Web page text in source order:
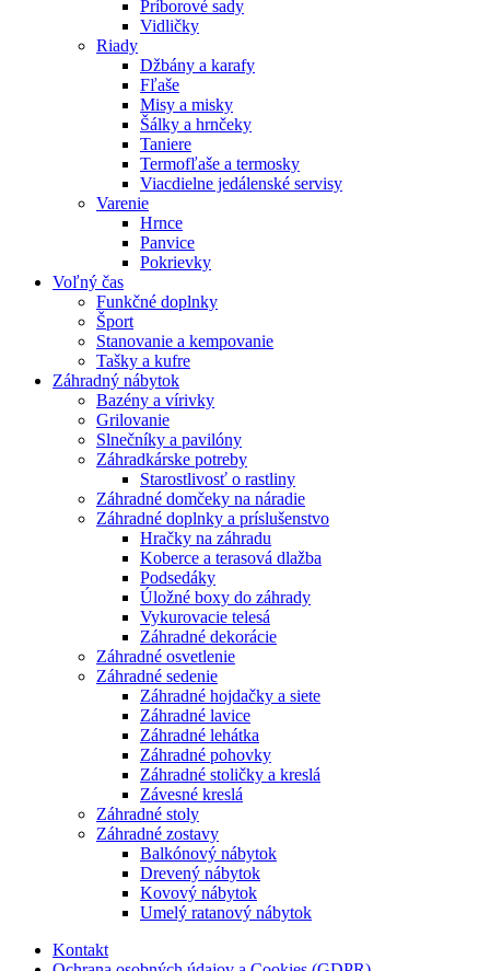
Príborové sady
Vidličky
Riady
Džbány a karafy
Fľaše
Misy a misky
Šálky a hrnčeky
Taniere
Termofľaše a termosky
Viacdielne jedálenské servisy
Varenie
Hrnce
Panvice
Pokrievky
Voľný čas
Funkčné doplnky
Šport
Stanovanie a kempovanie
Tašky a kufre
Záhradný nábytok
Bazény a vírivky
Grilovanie
Slnečníky a pavilóny
Záhradkárske potreby
Starostlivosť o rastliny
Záhradné domčeky na náradie
Záhradné doplnky a príslušenstvo
Hračky na záhradu
Koberce a terasová dlažba
Podsedáky
Úložné boxy do záhrady
Vykurovacie telesá
Záhradné dekorácie
Záhradné osvetlenie
Záhradné sedenie
Záhradné hojdačky a siete
Záhradné lavice
Záhradné lehátka
Záhradné pohovky
Záhradné stoličky a kreslá
Závesné kreslá
Záhradné stoly
Záhradné zostavy
Balkónový nábytok
Drevený nábytok
Kovový nábytok
Umelý ratanový nábytok
Kontakt